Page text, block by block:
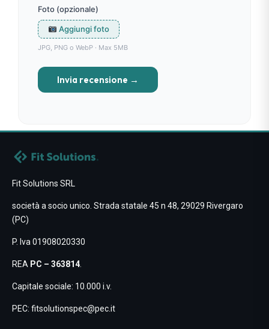
Foto (opzionale)
Aggiungi foto
JPG, PNG o WebP · Max 5MB
Invia recensione →
Fit Solutions SRL
società a socio unico. Strada statale 45 n 48, 29029 Rivergaro
(PC)
P. Iva 01908020330
REA PC – 363814.
Capitale sociale: 10.000 i.v.
PEC: fitsolutionspec@pec.it